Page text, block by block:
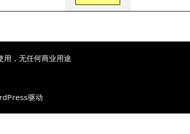
用，无任何商业用途
驱动